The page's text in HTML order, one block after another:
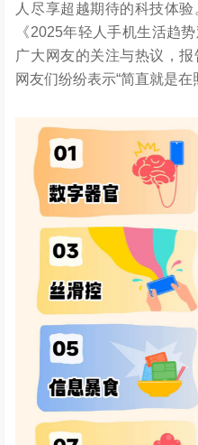
人尽享超越期待的科技体
《2025年轻人手机生活趋
广大网友的关注与热议，
网友们纷纷表示“简直就是在